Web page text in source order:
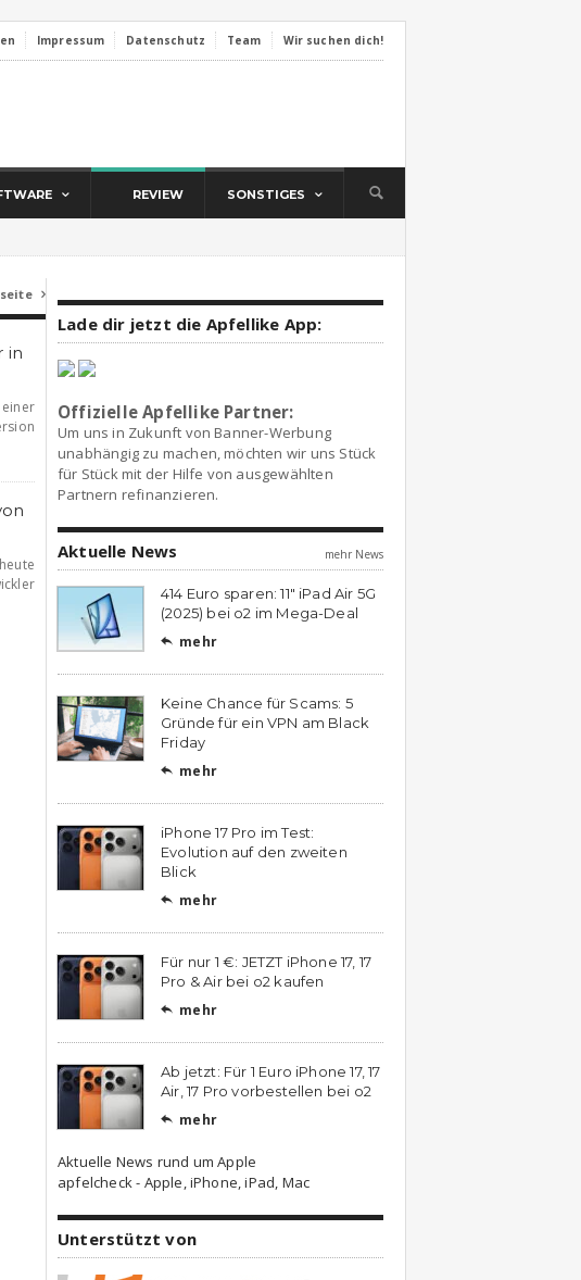
Impressum Datenschutz Team Wir suchen dich!
REVIEW SONSTIGES

in
Lade dir jetzt die Apfellike App:
Offizielle Apfellike Partner:
Um uns in Zukunft von Banner-Werbung
unabhängig zu machen, möchten wir uns Stück
für Stück mit der Hilfe von ausgewählten
Partnern refinanzieren.
Aktuelle News mehr News
414 Euro sparen: 11″ iPad Air 5G
(2025) bei o2 im Mega-Deal
 mehr
Keine Chance für Scams: 5
Gründe für ein VPN am Black
Friday
 mehr
iPhone 17 Pro im Test:
Evolution auf den zweiten
Blick
 mehr
Für nur 1 €: JETZT iPhone 17, 17
Pro & Air bei o2 kaufen
 mehr
Ab jetzt: Für 1 Euro iPhone 17, 17
Air, 17 Pro vorbestellen bei o2
 mehr
Aktuelle News rund um Apple
apfelcheck - Apple, iPhone, iPad, Mac
Unterstützt von